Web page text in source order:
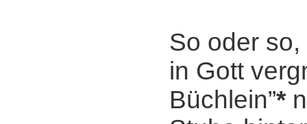
So oder so,
in Gott
Büchlein”*